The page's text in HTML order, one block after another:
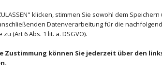
klicken, stimmen Sie sowohl dem
Datenverarbeitung für die
(Art 6 Abs. 1 lit. a. DSGVO).
Zustimmung können Sie jederzeit über den